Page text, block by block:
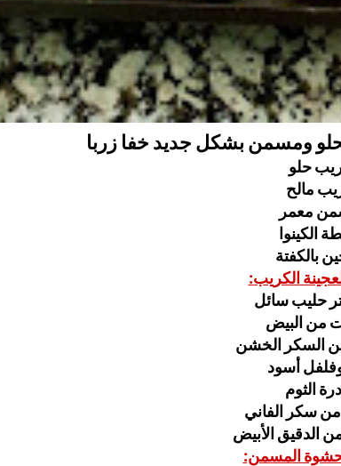
ومسمن بشكل جديد خفا زربا
حلو
مالح
معمر
الكينوا
بالكفتة
الكريب:
حليب سائل
أسود
الثوم
المسمن: